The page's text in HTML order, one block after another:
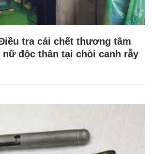
tra cái chết thương tâm
nữ độc thân tại chòi canh rẫy